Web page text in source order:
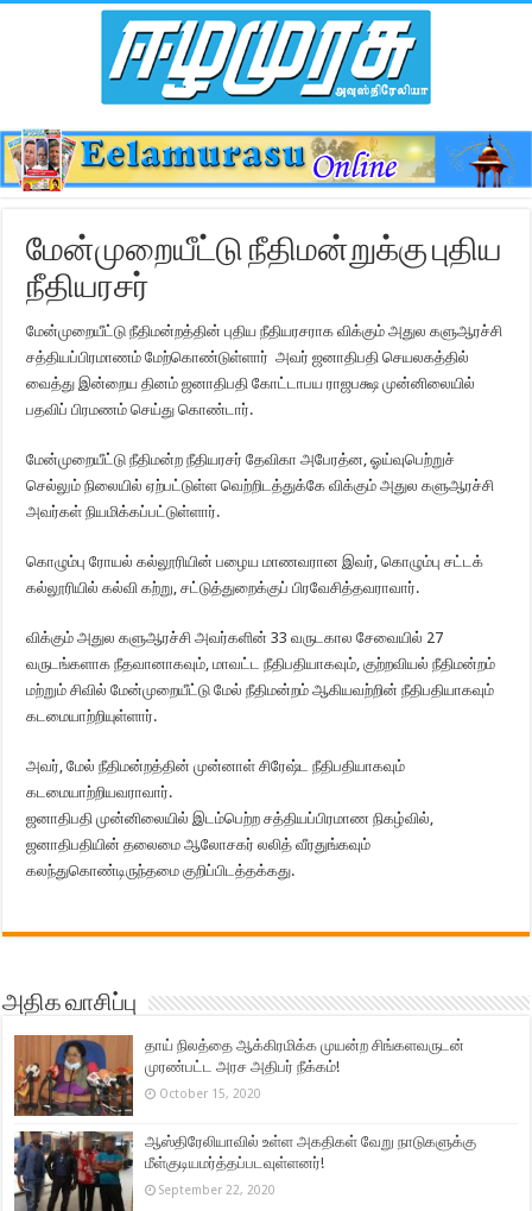
மேன்முறையீட்டு நீதிமன்றுக்கு புதிய
நீதியரசர்
மேன்முறையீட்டு நீதிமன்றத்தின் புதிய நீதியரசராக விக்கும் அதுல களுஆரச்சி
சத்தியப்பிரமாணம் மேற்கொண்டுள்ளார் அவர் ஜனாதிபதி செயலகத்தில்
வைத்து இன்றைய தினம் ஜனாதிபதி கோட்டாபய ராஜபக்ஷ முன்னிலையில்
பதவிப் பிரமணம் செய்து கொண்டார்.
மேன்முறையீட்டு நீதிமன்ற நீதியரசர் தேவிகா அபேரத்ன, ஓய்வுபெற்றுச்
செல்லும் நிலையில் ஏற்பட்டுள்ள வெற்றிடத்துக்கே விக்கும் அதுல களுஆரச்சி
அவர்கள் நியமிக்கப்பட்டுள்ளார்.
கொழும்பு ரோயல் கல்லூரியின் பழைய மாணவரான இவர், கொழும்பு சட்டக்
கல்லூரியில் கல்வி கற்று, சட்டுத்துறைக்குப் பிரவேசித்தவராவார்.
விக்கும் அதுல களுஆரச்சி அவர்களின் 33 வருடகால சேவையில் 27
வருடங்களாக நீதவானாகவும், மாவட்ட நீதிபதியாகவும், குற்றவியல் நீதிமன்றம்
மற்றும் சிவில் மேன்முறையீட்டு மேல் நீதிமன்றம் ஆகியவற்றின் நீதிபதியாகவும்
கடமையாற்றியுள்ளார்.
அவர், மேல் நீதிமன்றத்தின் முன்னாள் சிரேஷ்ட நீதிபதியாகவும்
கடமையாற்றியவராவார்.
ஜனாதிபதி முன்னிலையில் இடம்பெற்ற சத்தியப்பிரமாண நிகழ்வில்,
ஜனாதிபதியின் தலைமை ஆலோசகர் லலித் வீரதுங்கவும்
கலந்துகொண்டிருந்தமை குறிப்பிடத்தக்கது.
அதிக வாசிப்பு
தாய் நிலத்தை ஆக்கிரமிக்க முயன்ற சிங்களவருடன்
முரண்பட்ட அரச அதிபர் நீக்கம்!
October 15, 2020
ஆஸ்திரேலியாவில் உள்ள அகதிகள் வேறு நாடுகளுக்கு
மீள்குடியமர்த்தப்படவுள்ளனர்!
September 22, 2020